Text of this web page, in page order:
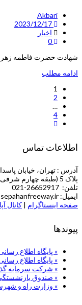
Akbari
اخبار
ﺷﻬﺎﺩﺕ ﺣﻀﺮﺕ ﻓﺎﻃﻤﻪ
ادامه مطلب
1
2
…
4
اطلاعات تماس
آدرس : تهران، خیابان
پلاک 5 (طبقه چهارم شرقی)
تلفن: 26652917-021
ایمیل: info@sepahanfreeway.ir
صفحه اینستاگرام | کانال
پیوندها
» پایگاه اطلاع
» پایگاه اطلاع
» شركت سرمایه
» صندوق
» وزارت راه و